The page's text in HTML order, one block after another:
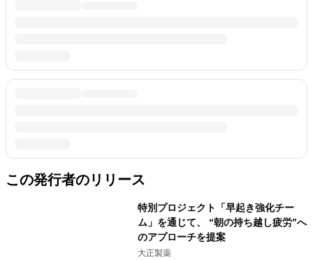
この発行者のリリース
特別プロジェクト「早起き強化チー
ム」を通じて、 “朝の持ち越し疲労”へ
のアプローチを提案
大正製薬